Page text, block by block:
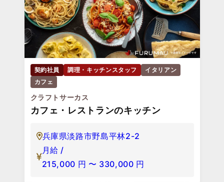
契約社員 調理・キッチンスタッフ
イタリアン
カフェ
クラフトサーカス
カフェ・レストランのキッチン
兵庫県淡路市野島平林2-2
月給 /
215,000 円 〜 330,000 円